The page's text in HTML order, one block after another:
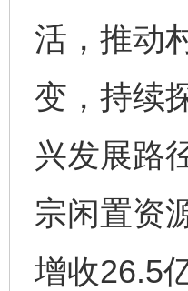
活，推动
变，持续
兴发展路
宗闲置资
增收26.5